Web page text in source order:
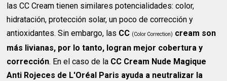
las CC Cream tienen similares potencialidades: color,
hidratación, protección solar, un poco de corrección y
antioxidantes. Sin embargo, las CC (Color Correction) cream son
más livianas, por lo tanto, logran mejor cobertura y
corrección. En el caso de la CC Cream Nude Magique
Anti Rojeces de L'Oréal Paris ayuda a neutralizar la